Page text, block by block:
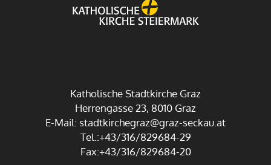
Katholische Stadtkirche Graz
Herrengasse 23, 8010 Graz
E-Mail: stadtkirchegraz@graz-seckau.at
Tel.:+43/316/829684-29
Fax:+43/316/829684-20